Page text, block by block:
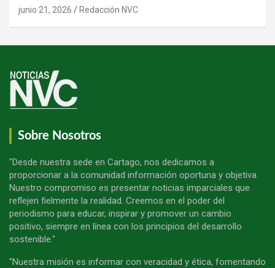
junio 21, 2026 Redacción NVC
Sobre Nosotros
"Desde nuestra sede en Cartago, nos dedicamos a
proporcionar a la comunidad información oportuna y objetiva.
Nuestro compromiso es presentar noticias imparciales que
reflejen fielmente la realidad. Creemos en el poder del
periodismo para educar, inspirar y promover un cambio
positivo, siempre en línea con los principios del desarrollo
sostenible."
"Nuestra misión es informar con veracidad y ética, fomentando